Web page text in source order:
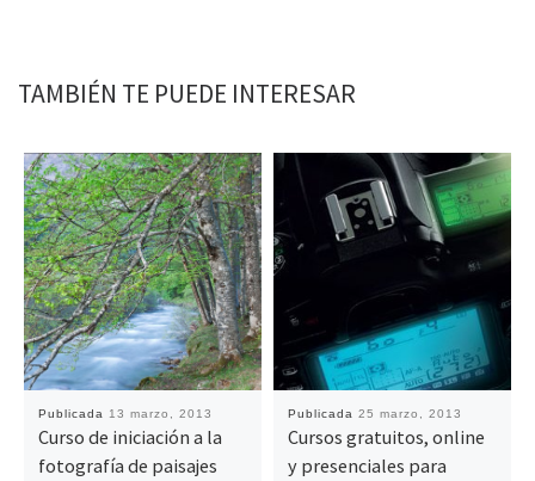
TAMBIÉN TE PUEDE INTERESAR
Publicada 13 marzo, 2013
Curso de iniciación a la
fotografía de paisajes
Publicada 25 marzo, 2013
Cursos gratuitos, online
y presenciales para